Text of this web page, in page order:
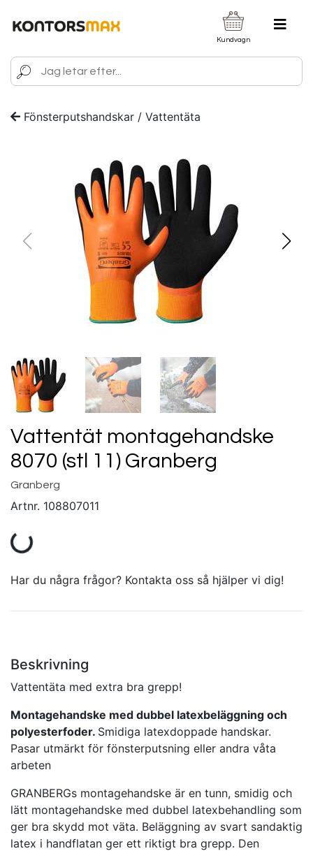
Kundvagn
Fönsterputshandskar / Vattentäta
Vattentät montagehandske
8070 (stl 11) Granberg
Granberg
Artnr. 108807011
Har du några frågor? Kontakta oss så hjälper vi dig!
Beskrivning
Vattentäta med extra bra grepp!
Montagehandske med dubbel latexbeläggning och
polyesterfoder. Smidiga latexdoppade handskar.
Pasar utmärkt för fönsterputsning eller andra våta
arbeten
GRANBERGs montagehandske är en tunn, smidig och
lätt montagehandske med dubbel latexbehandling som
ger bra skydd mot väta. Beläggning av svart sandaktig
latex i handflatan ger ett riktigt bra grepp. Den